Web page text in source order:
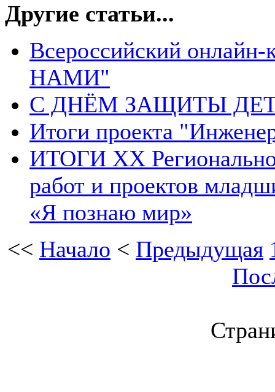
Другие статьи...
Всероссийский
НАМИ"
С ДНЁМ ЗАЩИТЫ
Итоги проекта
ИТОГИ XX
работ и проектов
«Я познаю мир»
<< Начало < Предыдущая